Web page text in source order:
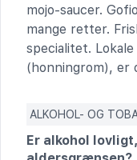
mojo-saucer.
mange retter.
specialitet.
(honningrom), er
ALKOHOL- OG
Er alkohol